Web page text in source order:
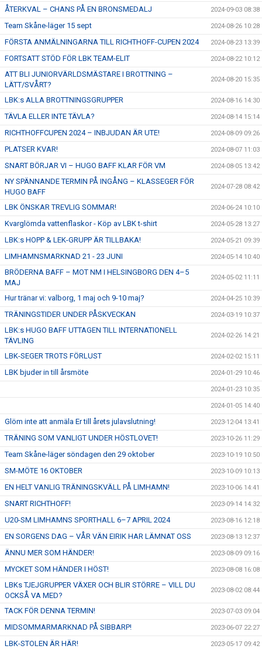
ÅTERKVAL – CHANS PÅ EN BRONSMEDALJ 2024-09-03 08:38
Team Skåne-läger 15 sept 2024-08-26 10:28
FÖRSTA ANMÄLNINGARNA TILL RICHTHOFF-CUPEN 2024 2024-08-23 13:39
FORTSATT STÖD FÖR LBK TEAM-ELIT 2024-08-22 10:12
ATT BLI JUNIORVÄRLDSMÄSTARE I BROTTNING –
LÄTT/SVÅRT?
2024-08-20 15:35
LBK:s ALLA BROTTNINGSGRUPPER 2024-08-16 14:30
TÄVLA ELLER INTE TÄVLA? 2024-08-14 15:14
RICHTHOFFCUPEN 2024 – INBJUDAN ÄR UTE! 2024-08-09 09:26
PLATSER KVAR! 2024-08-07 11:03
SNART BÖRJAR VI – HUGO BAFF KLAR FÖR VM 2024-08-05 13:42
NY SPÄNNANDE TERMIN PÅ INGÅNG – KLASSEGER FÖR
HUGO BAFF
2024-07-28 08:42
LBK ÖNSKAR TREVLIG SOMMAR! 2024-06-24 10:10
Kvarglömda vattenflaskor - Köp av LBK t-shirt 2024-05-28 13:27
LBK:s HOPP & LEK-GRUPP ÄR TILLBAKA! 2024-05-21 09:39
LIMHAMNSMARKNAD 21 - 23 JUNI 2024-05-14 10:40
BRÖDERNA BAFF – MOT NM I HELSINGBORG DEN 4–5
MAJ
2024-05-02 11:11
Hur tränar vi: valborg, 1 maj och 9-10 maj? 2024-04-25 10:39
TRÄNINGSTIDER UNDER PÅSKVECKAN 2024-03-19 10:37
LBK:s HUGO BAFF UTTAGEN TILL INTERNATIONELL
TÄVLING
2024-02-26 14:21
LBK-SEGER TROTS FÖRLUST 2024-02-02 15:11
LBK bjuder in till årsmöte 2024-01-29 10:46
2024-01-23 10:35
2024-01-05 14:40
Glöm inte att anmäla Er till årets julavslutning! 2023-12-04 13:41
TRÄNING SOM VANLIGT UNDER HÖSTLOVET! 2023-10-26 11:29
Team Skåne-läger söndagen den 29 oktober 2023-10-19 10:50
SM-MÖTE 16 OKTOBER 2023-10-09 10:13
EN HELT VANLIG TRÄNINGSKVÄLL PÅ LIMHAMN! 2023-10-06 14:41
SNART RICHTHOFF! 2023-09-14 14:32
U20-SM LIMHAMNS SPORTHALL 6–7 APRIL 2024 2023-08-16 12:18
EN SORGENS DAG – VÅR VÄN EIRIK HAR LÄMNAT OSS 2023-08-13 12:37
ÄNNU MER SOM HÄNDER! 2023-08-09 09:16
MYCKET SOM HÄNDER I HÖST! 2023-08-08 16:08
LBKs TJEJGRUPPER VÄXER OCH BLIR STÖRRE – VILL DU
OCKSÅ VA MED?
2023-08-02 08:44
TACK FÖR DENNA TERMIN! 2023-07-03 09:04
MIDSOMMARMARKNAD PÅ SIBBARP! 2023-06-07 22:27
LBK-STOLEN ÄR HÄR! 2023-05-17 09:42